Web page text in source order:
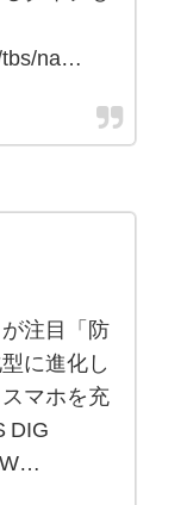
tbs/na…
注目「防
に進化し
マホを充
DIG